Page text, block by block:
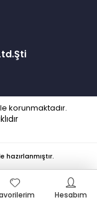
korunmaktadır.
Hesabım